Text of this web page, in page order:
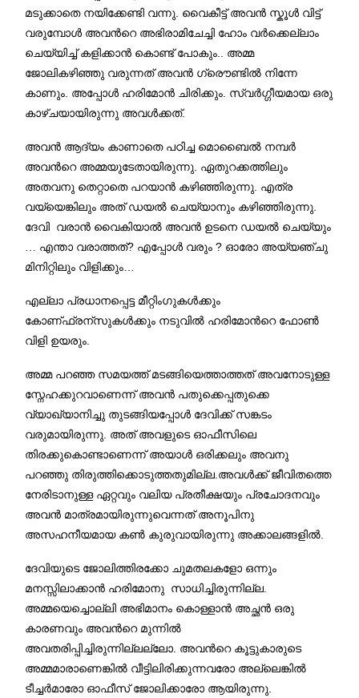
മടുക്കാതെ നയിക്കേണ്ടി വന്നു വൈകീട്ട് അവന്‍ സ്കൂള്‍ വിട്ട്
വരുമ്പോള്‍ അവന്‍റെ അഭിരാമിചേച്ചി ഹോം വര്‍ക്കെല്ലാം
ചെയ്യിച്ച് കളിക്കാന്‍ കൊണ്ട് പോകും
അമ്മ
ജോലികഴിഞ്ഞു വരുന്നത് അവന്‍ ഗ്രൌണ്ടില്‍ നിന്നേ
കാണും അപ്പോള്‍ ഹരിമോന്‍ ചിരിക്കും സ്വര്‍ഗ്ഗീയമായ ഒരു
കാഴ്ചയായിരുന്നു അവള്‍ക്കത്.
അവന്‍ ആദ്യം കാണാതെ പഠിച്ച മൊബൈല്‍ നമ്പര്‍
അവന്‍റെ അമ്മയുടേതായിരുന്നു ഏതുറക്കത്തിലും
അതവനു തെറ്റാതെ പറയാന്‍ കഴിഞ്ഞിരുന്നു എത്ര
വയ്യെങ്കിലും അത് ഡയല്‍ ചെയ്യാനും കഴിഞ്ഞിരുന്നു
ദേവി വരാന്‍ വൈകിയാല്‍ അവന്‍ ഉടനെ ഡയല്‍ ചെയ്യും
… എന്താ വരാത്തത്? എപ്പോള്‍ വരും? ഓരോ അയ്യഞ്ചു
മിനിറ്റിലും വിളിക്കും
എല്ലാ പ്രധാനപ്പെട്ട മീറ്റിംഗുകള്‍ക്കും
കോണ്ഫ്രന്സുകള്‍ക്കും നടുവില്‍ ഹരിമോന്‍റെ ഫോണ്‍
വിളി ഉയരും
അമ്മ പറഞ്ഞ സമയത്ത് മടങ്ങിയെത്താത്തത് അവനോടുള്ള
സ്നേഹക്കുറവാണെന്ന് അവന്‍ പതുക്കെപ്പതുക്കെ
വ്യാഖ്യാനിച്ചു തുടങ്ങിയപ്പോള്‍ ദേവിക്ക് സങ്കടം
വരുമായിരുന്നു അത് അവളുടെ ഓഫീസിലെ
തിരക്കുകൊണ്ടാണെന്ന് അയാള്‍ ഒരിക്കലും അവനു
പറഞ്ഞു തിരുത്തിക്കൊടുത്തതുമില്ല അവള്‍ക്ക് ജീവിതത്തെ
നേരിടാനുള്ള ഏറ്റവും വലിയ പ്രതീക്ഷയും പ്രചോദനവും
അവന്‍ മാത്രമായിരുന്നുവെന്നത് അനൂപിനു
അസഹനീയമായ കണ്‍ കുരുവായിരുന്നു അക്കാലങ്ങളില്‍
ദേവിയുടെ ജോലിത്തിരക്കോ ചുമതലകളോ ഒന്നും
മനസ്സിലാക്കാന്‍ ഹരിമോനു സാധിച്ചിരുന്നില്ല
അമ്മയെച്ചൊല്ലി അഭിമാനം കൊള്ളാന്‍ അച്ഛന്‍ ഒരു
കാരണവും അവന്‍റെ മുന്നില്‍
അവതരിപ്പിച്ചിരുന്നില്ലല്ലോ അവന്‍റെ കൂട്ടുകാരുടെ
അമ്മമാരാണെങ്കില്‍ വീട്ടിലിരിക്കുന്നവരോ അല്ലെങ്കില്‍
ടീച്ചര്‍മാരോ ഓഫീസ് ജോലിക്കാരോ ആയിരുന്നു